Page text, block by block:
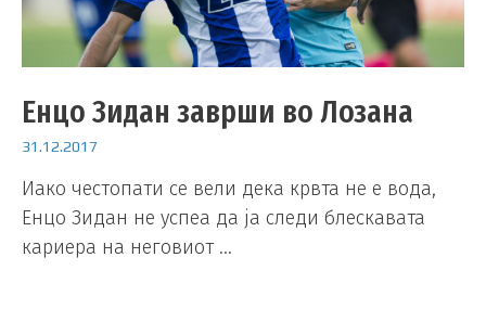
Енцо Зидан заврши во Лозана
31.12.2017
Иако честопати се вели дека крвта не е вода,
Енцо Зидан не успеа да ја следи блескавата
кариера на неговиот …